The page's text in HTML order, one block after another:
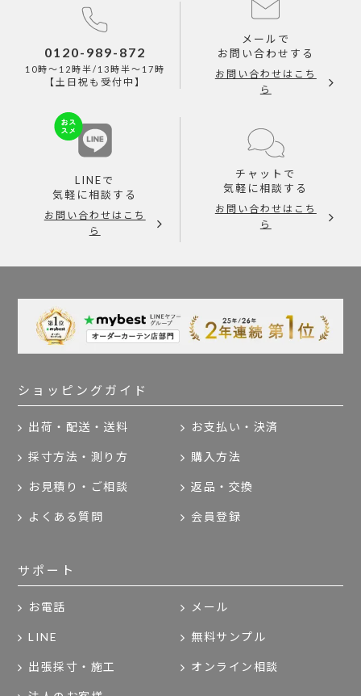
0120-989-872
10時～12時半/13時半～17時
【土日祝も受付中】
メールで
お問い合わせする
お問い合わせはこち
ら
LINEで
気軽に相談する
お問い合わせはこち
ら
チャットで
気軽に相談する
お問い合わせはこち
ら
ショッピングガイド
出荷・配送・送料 お支払い・決済
採寸方法・測り方 購入方法
お見積り・ご相談 返品・交換
よくある質問 会員登録
サポート
お電話 メール
LINE 無料サンプル
出張採寸・施工 オンライン相談